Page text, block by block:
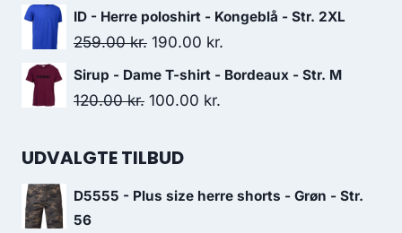
price
was:
price
is:
ID - Herre poloshirt - Kongeblå - Str. 2XL
259.00kr. Original
price
was:
190.00 kr.
price
Sirup - Dame T-shirt - Bordeaux - Str. M
120.00kr. Original
was:
100.00 kr.
UDVALGTE TILBUD
D5555 - Plus size herre shorts - Grøn - Str.
56